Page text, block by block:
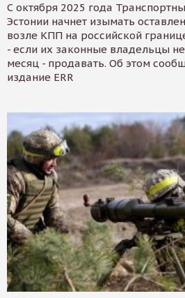
С октября 2025 года
Эстонии начнет изымать
возле КПП на российской
- если их законные владельцы не
месяц - продавать. Об этом
издание ERR